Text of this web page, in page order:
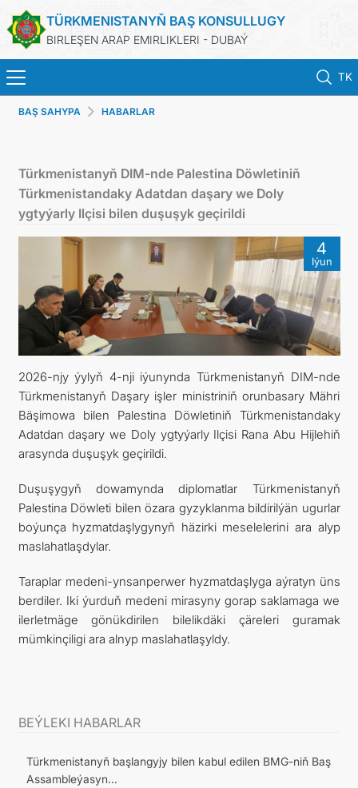
TÜRKMENISTANYŇ BAŞ KONSULLUGY
BIRLEŞEN ARAP EMIRLIKLERI - DUBAÝ
TK
BAŞ SAHYPA
TÜRKMENISTAN
KONSULLYK HYZMATLARY
ARAGATNAŞYK
DIM
BAŞ SAHYPA HABARLAR
Türkmenistanyň DIM-nde Palestina Döwletiniň
Türkmenistandaky Adatdan daşary we Doly
ygtyýarly Ilçisi bilen duşuşyk geçirildi
4
Iýun
2026-njy ýylyň 4-nji iýunynda Türkmenistanyň DIM-nde
Türkmenistanyň Daşary işler ministriniň orunbasary Mähri
Bäşimowa bilen Palestina Döwletiniň Türkmenistandaky
Adatdan daşary we Doly ygtyýarly Ilçisi Rana Abu Hijlehiň
arasynda duşuşyk geçirildi.
Duşuşygyň dowamynda diplomatlar Türkmenistanyň
Palestina Döwleti bilen özara gyzyklanma bildirilýän ugurlar
boýunça hyzmatdaşlygynyň häzirki meselelerini ara alyp
maslahatlaşdylar.
Taraplar medeni-ynsanperwer hyzmatdaşlyga aýratyn üns
berdiler. Iki ýurduň medeni mirasyny gorap saklamaga we
ilerletmäge gönükdirilen bilelikdäki çäreleri guramak
mümkinçiligi ara alnyp maslahatlaşyldy.
BEÝLEKI HABARLAR
Türkmenistanyň başlangyjy bilen kabul edilen BMG-niň Baş
Assambleýasyn...